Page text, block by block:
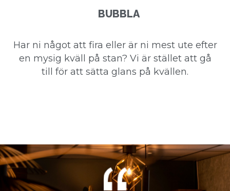
BUBBLA
Har ni något att fira eller är ni mest ute efter
en mysig kväll på stan? Vi är stället att gå
till för att sätta glans på kvällen.